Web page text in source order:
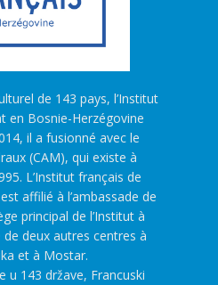
de 143 pays, l’Institut
en Bosnie-Herzégovine
il a fusionné avec le
(CAM), qui existe à
L’Institut français de
affilié à l’ambassade de
principal de l’Institut à
deux autres centres à
et à Mostar.
u 143 države, Francuski